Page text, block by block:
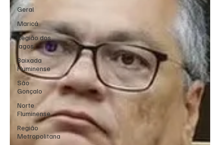
Geral
Maricá
Região dos
lagos
Baixada
Fluminense
São
Gonçalo
Norte
Fluminense
Região
Metropolitana